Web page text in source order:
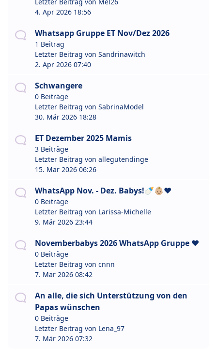
4. Apr 2026 18:56
Whatsapp Gruppe ET Nov/Dez 2026
1 Beitrag
Letzter Beitrag von Sandrinawitch
2. Apr 2026 07:40
Schwangere
0 Beiträge
Letzter Beitrag von SabrinaModel
30. Mär 2026 18:28
ET Dezember 2025 Mamis
3 Beiträge
Letzter Beitrag von allegutendinge
15. Mär 2026 06:26
WhatsApp Nov. - Dez. Babys!🍼👶🏼❤️
0 Beiträge
Letzter Beitrag von Larissa-Michelle
9. Mär 2026 23:44
Novemberbabys 2026 WhatsApp Gruppe ❤️
0 Beiträge
Letzter Beitrag von cnnn
7. Mär 2026 08:42
An alle, die sich Unterstützung von den
Papas wünschen
0 Beiträge
Letzter Beitrag von Lena_97
7. Mär 2026 07:32